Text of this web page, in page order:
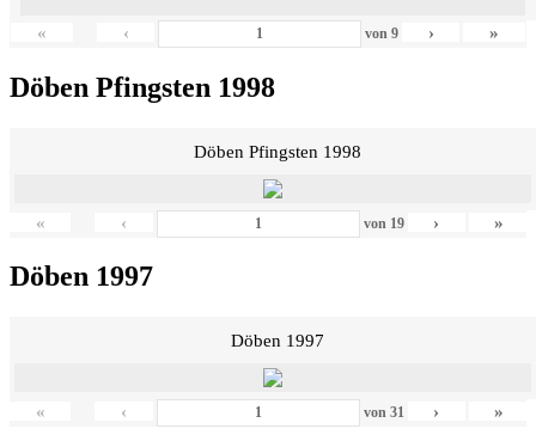
« ‹ von9 › »
Döben Pfingsten 1998
Döben Pfingsten 1998
« ‹ von 19 › »
Döben 1997
Döben 1997
« ‹ von 31 › »